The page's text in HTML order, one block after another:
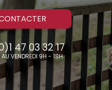
47 03 32 17
AU VENDREDI 9H - 18H